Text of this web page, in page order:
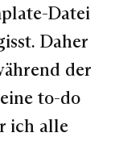
Datei
Daher
der
to-do
ich alle